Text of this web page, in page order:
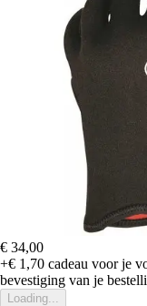
€ 34,00
+€ 1,70 cadeau voor je
bevestiging van je
Loading...